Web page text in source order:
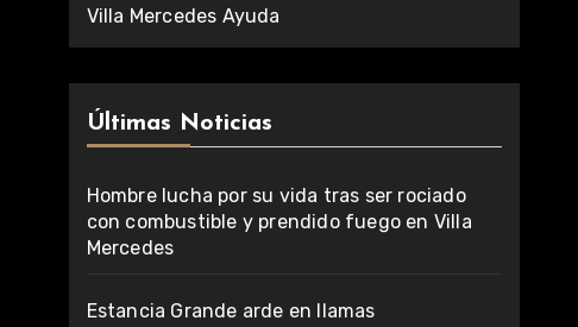
Villa Mercedes Ayuda
Últimas Noticias
Hombre lucha por su vida tras ser rociado
con combustible y prendido fuego en Villa
Mercedes
Estancia Grande arde en llamas